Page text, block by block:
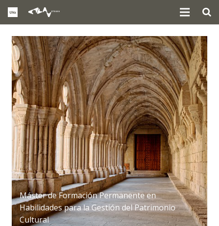
Máster de Formación Permanente en
Habilidades para la Gestión del Patrimonio
Cultural